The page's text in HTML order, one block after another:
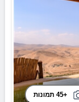
+45 תמונות